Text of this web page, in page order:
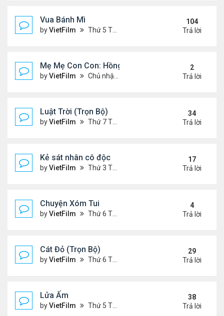
Vua Bánh Mì
byVietFilm Thứ 5 Tháng 10 15, 2020 1:26 pm
104
Trả lời
Mẹ Mẹ Con Con: Hồng Vân, Đại Nghĩa
byVietFilm Chủ nhật Tháng 12 20, 2020 8:06 pm
2
Trả lời
Luật Trời (Trọn Bộ)
byVietFilm Thứ 7 Tháng 10 17, 2020 9:19 pm
34
Trả lời
Kẻ sát nhân cô độc
byVietFilm Thứ 3 Tháng 11 10, 2020 9:58 am
17
Trả lời
Chuyện Xóm Tui
byVietFilm Thứ 6 Tháng 11 06, 2020 4:47 pm
4
Trả lời
Cát Đỏ (Trọn Bộ)
byVietFilm Thứ 6 Tháng 11 06, 2020 2:02 pm
29
Trả lời
Lửa Ấm
byVietFilm Thứ 5 Tháng 11 05, 2020 11:33 pm
38
Trả lời